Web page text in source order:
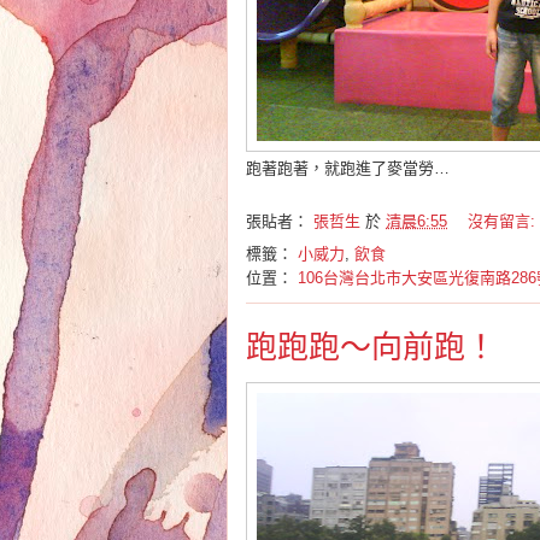
跑著跑著，就跑進了麥當勞…
張貼者： 張哲生 於 清晨6:55
沒有留言:
標籤： 小威力, 飲食
位置： 106台灣台北市大安區光復南路286
跑跑跑～向前跑！